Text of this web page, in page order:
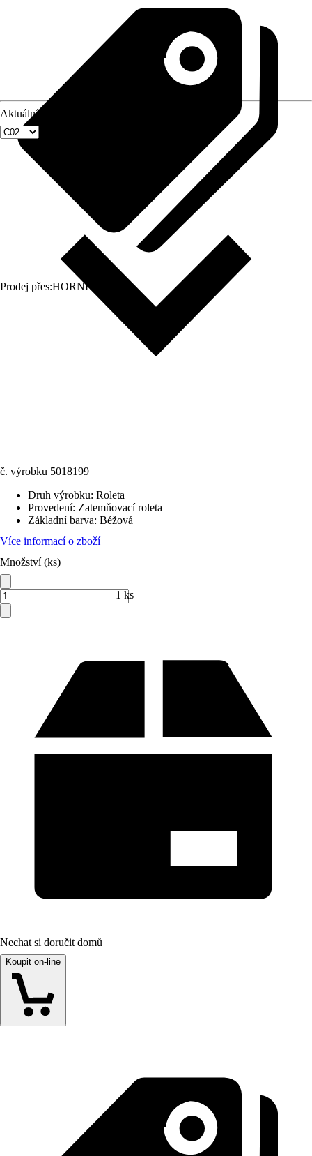
Prodej přes:HORNBACH
Aktuální velikost okna
č. výrobku 5018199
Druh výrobku: Roleta
Provedení: Zatemňovací roleta
Základní barva: Béžová
Více informací o zboží
Množství (ks)
1 ks
Nechat si doručit domů
Koupit on-line